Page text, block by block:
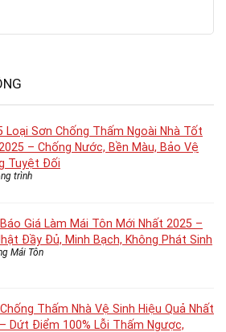
Loại Sơn Chống Thấm Ngoài Nhà Tốt
– Chống Nước, Bền Màu, Bảo Vệ
Tuyệt Đối
trình
Giá Làm Mái Tôn Mới Nhất 2025 –
Đầy Đủ, Minh Bạch, Không Phát Sinh
Mái Tôn
Thấm Nhà Vệ Sinh Hiệu Quả Nhất
Dứt Điểm 100% Lỗi Thấm Ngược,